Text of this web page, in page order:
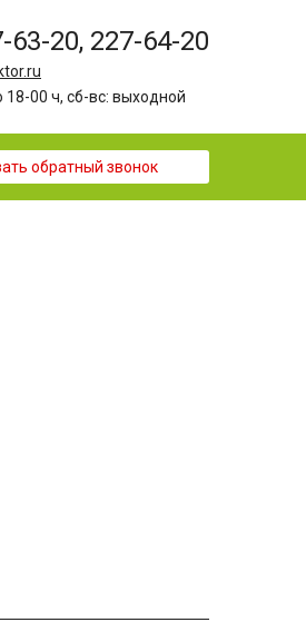
63-20, 227-64-20
18-00 ч, сб-вс: выходной
обратный звонок